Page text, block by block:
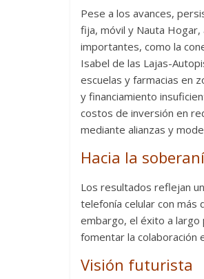
Pese a los avances,
fija, móvil y Nauta
importantes, como la
Isabel de las Lajas-
escuelas y farmacias en
y financiamiento
costos de inversión en
mediante alianzas y
Hacia la
Los resultados reflejan
telefonía celular con más
embargo, el éxito a largo
fomentar la colaboración
Visión futurista
Un vergel en las nieblas de